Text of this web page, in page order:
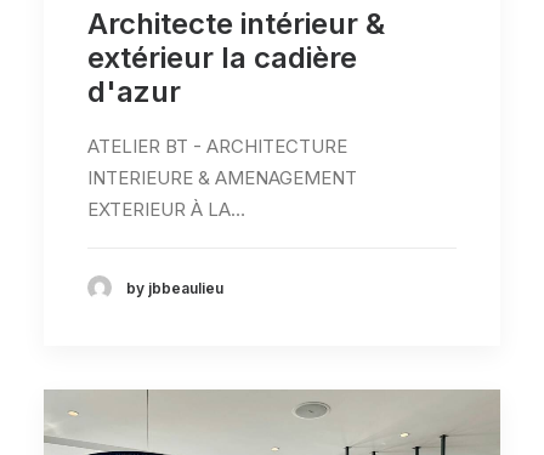
Architecte intérieur &
extérieur la cadière
d'azur
ATELIER BT - ARCHITECTURE
INTERIEURE & AMENAGEMENT
EXTERIEUR À LA…
by jbbeaulieu